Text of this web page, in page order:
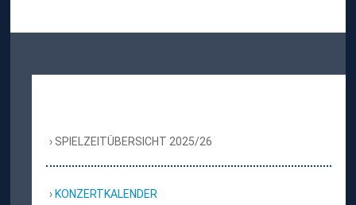
SPIELZEITÜBERSICHT 2025/26
KONZERTKALENDER